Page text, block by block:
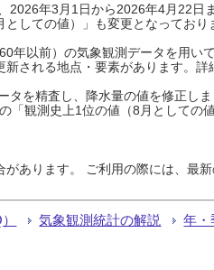
年3月1日から2026年4月22日
しての値）」も変更となってお
年以前）の気象観測データを用い
される地点・要素があります。詳
を精査し、降水量の値を修正し
「観測史上1位の値（8月としての
あります。 ご利用の際には、最
気象観測統計の解説 年・